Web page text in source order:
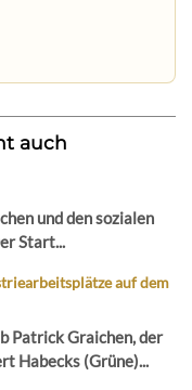
auch
und den sozialen
Start...
auf dem
Patrick Graichen, der
Habecks (Grüne)...